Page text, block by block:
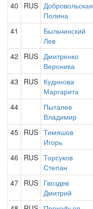
40 RUS Добровольская
Полина
41
Быльчинский
Лев
42 RUS Дмитренко
Вероника
43 RUS Кудинова
Маргарита
44
Пыталев
Владимир
45 RUS Тимяшов
Игорь
46 RUS Торсуков
Степан
47 RUS Гвоздев
Дмитрий